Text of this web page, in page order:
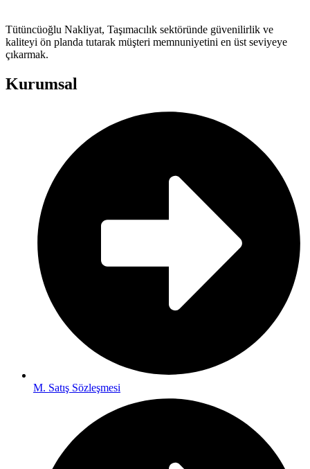
Tütüncüoğlu Nakliyat, Taşımacılık sektöründe güvenilirlik ve
kaliteyi ön planda tutarak müşteri memnuniyetini en üst seviyeye
çıkarmak.
Kurumsal
M. Satış Sözleşmesi